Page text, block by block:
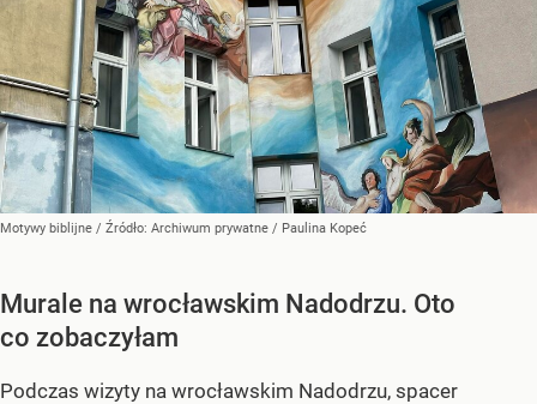
Motywy biblijne / Źródło: Archiwum prywatne / Paulina Kopeć
Murale na wrocławskim Nadodrzu. Oto
co zobaczyłam
Podczas wizyty na wrocławskim Nadodrzu, spacer